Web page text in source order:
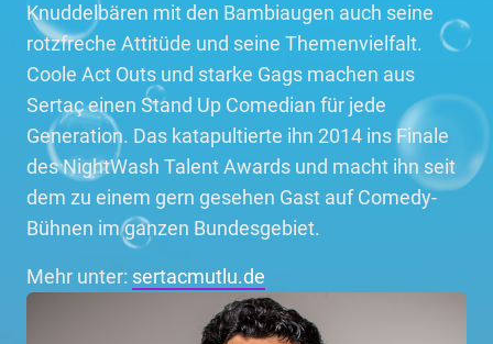
Knuddelbären mit den Bambiaugen auch seine
rotzfreche Attitüde und seine Themenvielfalt.
Coole Act Outs und starke Gags machen aus
Sertaç einen Stand Up Comedian für jede
Generation. Das katapultierte ihn 2014 ins Finale
des NightWash Talent Awards und macht ihn seit
dem zu einem gern gesehen Gast auf Comedy-
Bühnen im ganzen Bundesgebiet.
Mehr unter: sertacmutlu.de